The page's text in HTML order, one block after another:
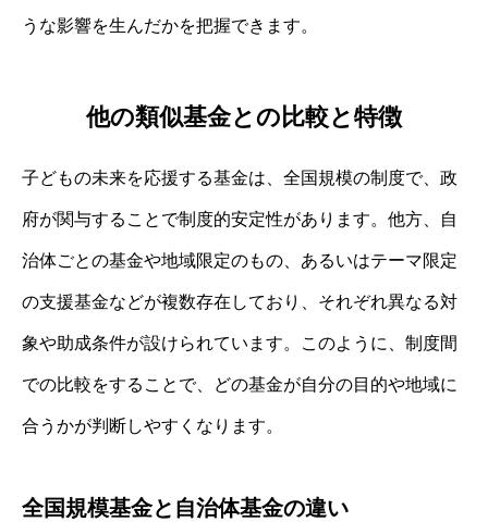
うな影響を生んだかを把握できます。
他の類似基金との比較と特徴
子どもの未来を応援する基金は、全国規模の制度で、政
府が関与することで制度的安定性があります。他方、自
治体ごとの基金や地域限定のもの、あるいはテーマ限定
の支援基金などが複数存在しており、それぞれ異なる対
象や助成条件が設けられています。このように、制度間
での比較をすることで、どの基金が自分の目的や地域に
合うかが判断しやすくなります。
全国規模基金と自治体基金の違い